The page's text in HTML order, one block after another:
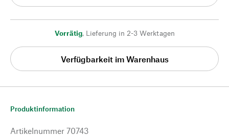
Vorrätig, Lieferung in 2-3 Werktagen
Verfügbarkeit im Warenhaus
Produktinformation
Artikelnummer 70743